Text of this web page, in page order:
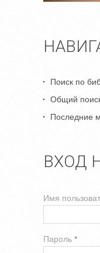
Поиск по
Общий
Последние
ВХОД
Имя
Пароль *